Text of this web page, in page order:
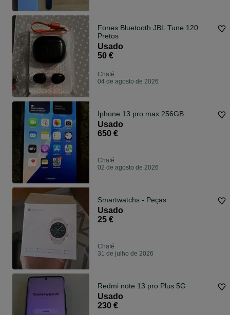
Fones Bluetooth JBL Tune 120
Pretos
Usado
50 €
Chafé
04 de agosto de 2026
Iphone 13 pro max 256GB
Usado
650 €
Chafé
02 de agosto de 2026
Smartwatchs - Peças
Usado
25 €
Chafé
31 de julho de 2026
Redmi note 13 pro Plus 5G
Usado
230 €